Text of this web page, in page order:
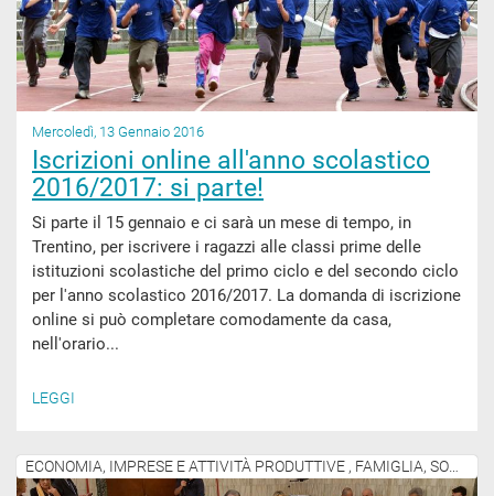
Mercoledì, 13 Gennaio 2016
Iscrizioni online all'anno scolastico
2016/2017: si parte!
Si parte il 15 gennaio e ci sarà un mese di tempo, in
Trentino, per iscrivere i ragazzi alle classi prime delle
istituzioni scolastiche del primo ciclo e del secondo ciclo
per l'anno scolastico 2016/2017. La domanda di iscrizione
online si può completare comodamente da casa,
nell'orario...
LEGGI